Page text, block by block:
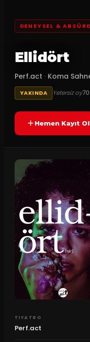
DENEYSEL &
Ellidört
Perf.act · Koma
YAKINDA Yetersiz oy70
Hemen Kayıt Ol
TIYATRO
Perf.act